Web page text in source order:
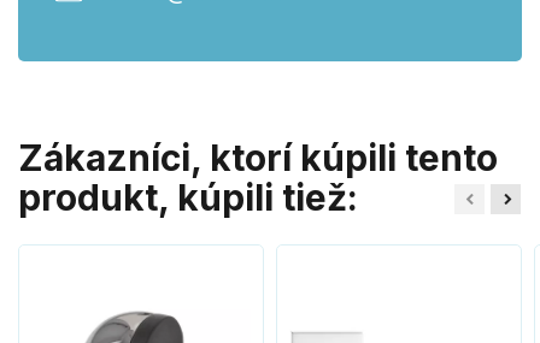
Zákazníci, ktorí kúpili tento
produkt, kúpili tiež: